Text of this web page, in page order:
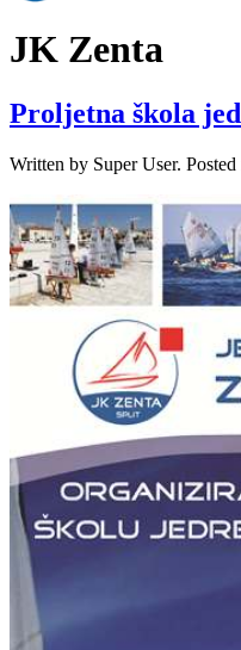
JK Zenta
Proljetna škola
Written by Super User. Posted